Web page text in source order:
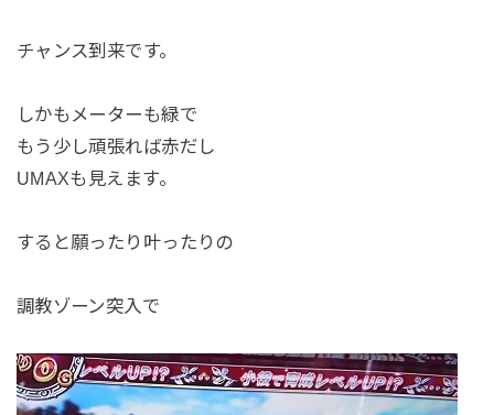
チャンス到来です。
しかもメーターも緑で
もう少し頑張れば赤だし
UMAXも見えます。
すると願ったり叶ったりの
調教ゾーン突入で